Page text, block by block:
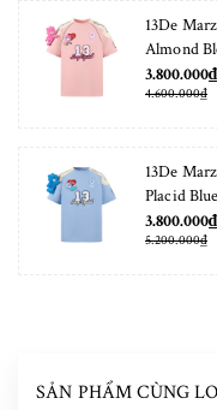
13De
Almond
3.800.000₫
4.600.000₫
13De
Placid Blue
3.800.000₫
5.200.000₫
SẢN PHẨM CÙNG